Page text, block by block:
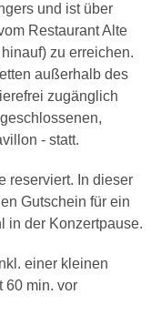
und ist über
Restaurant Alte
zu erreichen.
außerhalb des
zugänglich
- statt.
reserviert. In dieser
Gutschein für ein
in der Konzertpause.
einer kleinen
60 min. vor